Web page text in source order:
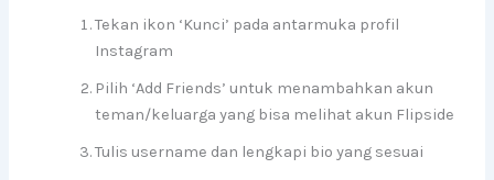
Tekan ikon ‘Kunci’ pada antarmuka profil
Instagram
Pilih ‘Add Friends’ untuk menambahkan akun
teman/keluarga yang bisa melihat akun Flipside
Tulis username dan lengkapi bio yang sesuai